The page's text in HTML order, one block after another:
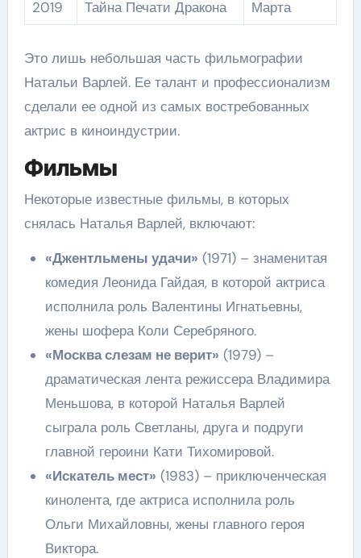
2019 Тайна Печати Дракона Марта
Это лишь небольшая часть фильмографии
Натальи Варлей. Ее талант и профессионализм
сделали ее одной из самых востребованных
актрис в киноиндустрии.
Фильмы
Некоторые известные фильмы, в которых
снялась Наталья Варлей, включают:
«Джентльмены удачи» (1971) – знаменитая
комедия Леонида Гайдая, в которой актриса
исполнила роль Валентины Игнатьевны,
жены шофера Коли Серебряного.
«Москва слезам не верит» (1979) –
драматическая лента режиссера Владимира
Меньшова, в которой Наталья Варлей
сыграла роль Светланы, друга и подруги
главной героини Кати Тихомировой.
«Искатель мест» (1983) – приключенческая
кинолента, где актриса исполнила роль
Ольги Михайловны, жены главного героя
Виктора.